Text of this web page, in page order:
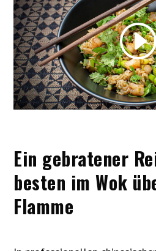
Ein gebratener
besten im Wok
Flamme